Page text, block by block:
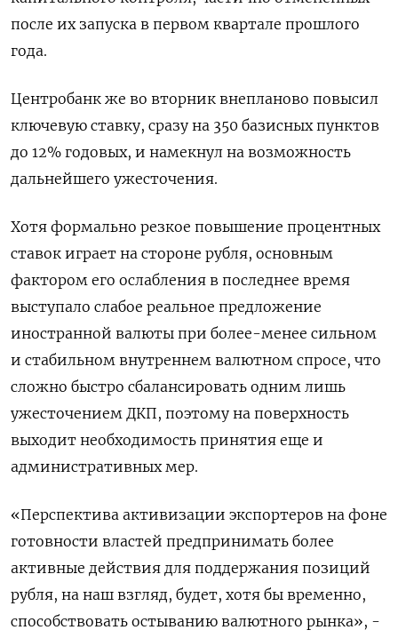
после их запуска в первом квартале прошлого
года.
Центробанк же во вторник внепланово повысил
ключевую ставку, сразу на 350 базисных пунктов
до 12% годовых, и намекнул на возможность
дальнейшего ужесточения.
Хотя формально резкое повышение процентных
ставок играет на стороне рубля, основным
фактором его ослабления в последнее время
выступало слабое реальное предложение
иностранной валюты при более-менее сильном
и стабильном внутреннем валютном спросе, что
сложно быстро сбалансировать одним лишь
ужесточением ДКП, поэтому на поверхность
выходит необходимость принятия еще и
административных мер.
«Перспектива активизации экспортеров на фоне
готовности властей предпринимать более
активные действия для поддержания позиций
рубля, на наш взгляд, будет, хотя бы временно,
способствовать остыванию валютного рынка», -